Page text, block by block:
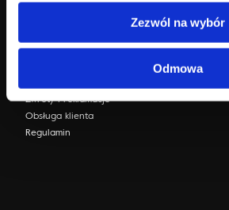
Zezwól na wybór
Odmowa
Zaloguj się
Zwroty i reklamacje
Obsługa klienta
Regulamin